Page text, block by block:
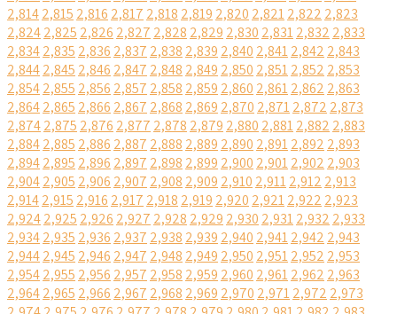
2,8142,815 2,816 2,817 2,818 2,819 2,820 2,8212,822 2,823
2,8242,825 2,826 2,827 2,828 2,829 2,830 2,8312,832 2,833
2,8342,835 2,836 2,837 2,838 2,839 2,840 2,8412,842 2,843
2,8442,845 2,846 2,847 2,848 2,849 2,850 2,8512,852 2,853
2,8542,855 2,856 2,857 2,858 2,859 2,860 2,8612,862 2,863
2,8642,865 2,866 2,867 2,868 2,869 2,870 2,8712,872 2,873
2,8742,875 2,876 2,877 2,878 2,879 2,880 2,8812,882 2,883
2,8842,885 2,886 2,887 2,888 2,889 2,890 2,8912,892 2,893
2,8942,895 2,896 2,897 2,898 2,899 2,900 2,9012,902 2,903
2,9042,905 2,906 2,907 2,908 2,909 2,910 2,9112,912 2,913
2,9142,915 2,916 2,917 2,918 2,919 2,920 2,9212,922 2,923
2,9242,925 2,926 2,927 2,928 2,929 2,930 2,9312,932 2,933
2,9342,935 2,936 2,937 2,938 2,939 2,940 2,9412,942 2,943
2,9442,945 2,946 2,947 2,948 2,949 2,950 2,9512,952 2,953
2,9542,955 2,956 2,957 2,958 2,959 2,960 2,9612,962 2,963
2,9642,965 2,966 2,967 2,968 2,969 2,970 2,9712,972 2,973